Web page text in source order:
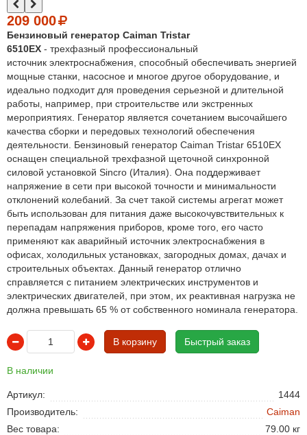
209 000
Бензиновый генератор Caiman Tristar
6510EX - трехфазный профессиональный
источник электроснабжения, способный обеспечивать энергией
мощные станки, насосное и многое другое оборудование, и
идеально подходит для проведения серьезной и длительной
работы, например, при строительстве или экстренных
мероприятиях. Генератор является сочетанием высочайшего
качества сборки и передовых технологий обеспечения
деятельности. Бензиновый генератор Caiman Tristar 6510EX
оснащен специальной трехфазной щеточной синхронной
силовой установкой Sincro (Италия). Она поддерживает
напряжение в сети при высокой точности и минимальности
отклонений колебаний. За счет такой системы агрегат может
быть использован для питания даже высокочувствительных к
перепадам напряжения приборов, кроме того, его часто
применяют как аварийный источник электроснабжения в
офисах, холодильных установках, загородных домах, дачах и
строительных объектах. Данный генератор отлично
справляется с питанием электрических инструментов и
электрических двигателей, при этом, их реактивная нагрузка не
должна превышать 65 % от собственного номинала генератора.
В корзину Быстрый заказ
В наличии
Артикул:
1444
Производитель:
Caiman
Вес товара:
79.00 кг